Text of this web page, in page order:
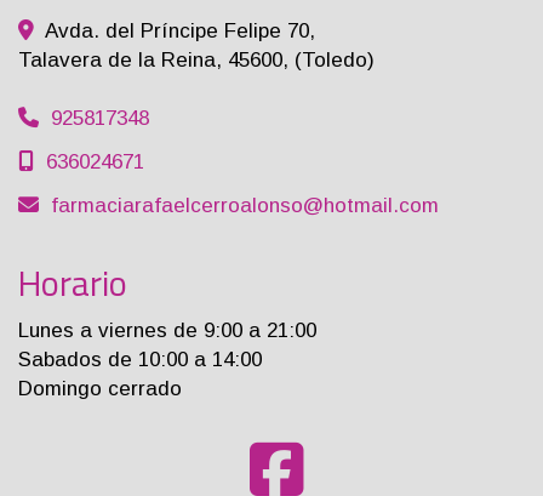
Avda. del Príncipe Felipe 70,
Talavera de la Reina, 45600, (Toledo)
925817348
636024671
farmaciarafaelcerroalonso
hotmail.com
Horario
Lunes a viernes de 9:00 a 21:00
Sabados de 10:00 a 14:00
Domingo cerrado